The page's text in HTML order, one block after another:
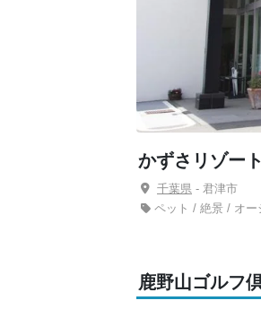
かずさリゾー
千葉県 - 君津市
ペット / 絶景 / オー
鹿野山ゴルフ